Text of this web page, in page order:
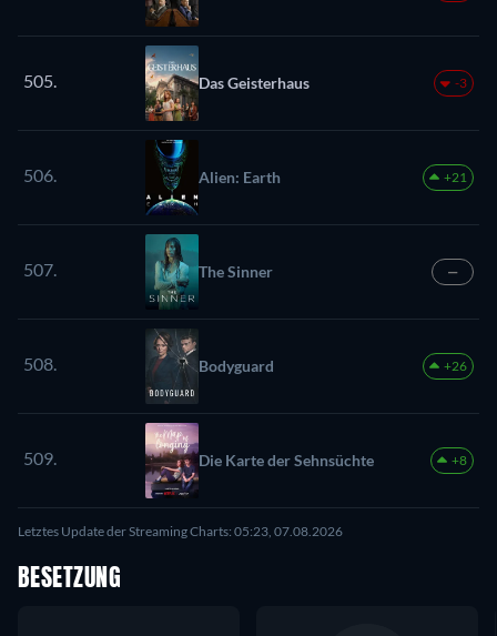
505. Das Geisterhaus -3
506. Alien: Earth +21
507. The Sinner —
508. Bodyguard +26
509. Die Karte der Sehnsüchte +8
Letztes Update der Streaming Charts: 05:23, 07.08.2026
BESETZUNG